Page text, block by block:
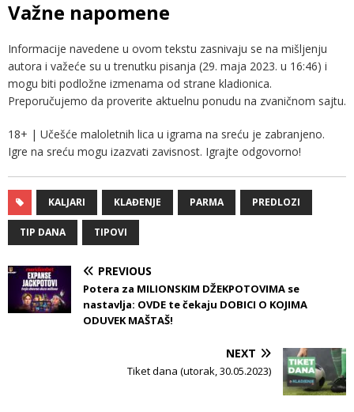
Važne napomene
Informacije navedene u ovom tekstu zasnivaju se na mišljenju
autora i važeće su u trenutku pisanja (29. maja 2023. u 16:46) i
mogu biti podložne izmenama od strane kladionica.
Preporučujemo da proverite aktuelnu ponudu na zvaničnom sajtu.
18+ | Učešće maloletnih lica u igrama na sreću je zabranjeno.
Igre na sreću mogu izazvati zavisnost. Igrajte odgovorno!
KALJARI KLAĐENJE PARMA PREDLOZI
TIP DANA TIPOVI
PREVIOUS
Potera za MILIONSKIM DŽEKPOTOVIMA se
nastavlja: OVDE te čekaju DOBICI O KOJIMA
ODUVEK MAŠTAŠ!
NEXT
Tiket dana (utorak, 30.05.2023)